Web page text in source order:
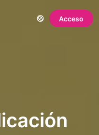
Acceso